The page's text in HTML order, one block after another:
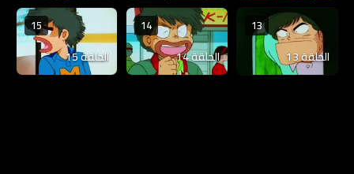
13
الحلقة 13
14
الحلقة 14
15
الحلقة 15